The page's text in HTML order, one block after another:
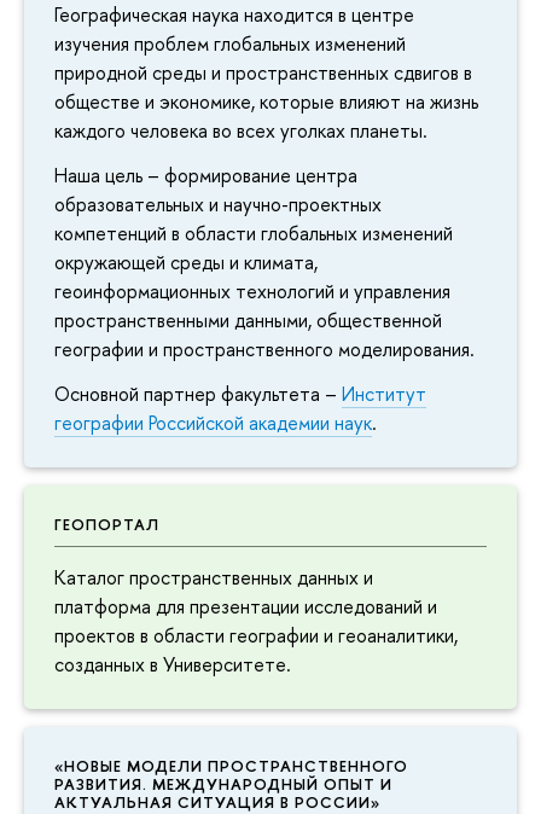
Географическая наука находится в центре
изучения проблем глобальных изменений
природной среды и пространственных сдвигов в
обществе и экономике, которые влияют на жизнь
каждого человека во всех уголках планеты.
Наша цель – формирование центра
образовательных и научно-проектных
компетенций в области глобальных изменений
окружающей среды и климата,
геоинформационных технологий и управления
пространственными данными, общественной
географии и пространственного моделирования.
Основной партнер факультета – Институт
географии Российской академии наук.
ГЕОПОРТАЛ
Каталог пространственных данных и
платформа для презентации исследований и
проектов в области географии и геоаналитики,
созданных в Университете.
«НОВЫЕ МОДЕЛИ ПРОСТРАНСТВЕННОГО
РАЗВИТИЯ. МЕЖДУНАРОДНЫЙ ОПЫТ И
АКТУАЛЬНАЯ СИТУАЦИЯ В РОССИИ»